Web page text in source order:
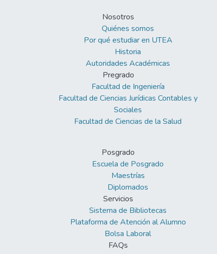
Nosotros
Quiénes somos
Por qué estudiar en UTEA
Historia
Autoridades Académicas
Pregrado
Facultad de Ingeniería
Facultad de Ciencias Jurídicas Contables y
Sociales
Facultad de Ciencias de la Salud
Posgrado
Escuela de Posgrado
Maestrías
Diplomados
Servicios
Sistema de Bibliotecas
Plataforma de Atención al Alumno
Bolsa Laboral
FAQs